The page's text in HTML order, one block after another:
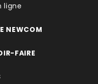
ligne
NEWCOM
FAIRE